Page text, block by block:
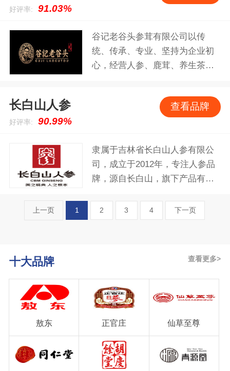
好评率: 91.03%
谷记老谷头参茸有限公司以传
统、传承、专业、坚持为企业初
心，经营人参、鹿茸、养生茶饮
盖亲民的规模化标淮产品以及高
端的精品类目，已成为行业内的
献自己的力量。
长白山人参
好评率: 90.99%
查看品牌
隶属于吉林省长白山人参有限公
司，成立于2012年，专注人参品
牌，源自长白山，旗下产品有野
人参礼盒等。
上一页 1 2 3 4 下一页
十大品牌 查看更多>
敖东 正官庄 仙草至尊